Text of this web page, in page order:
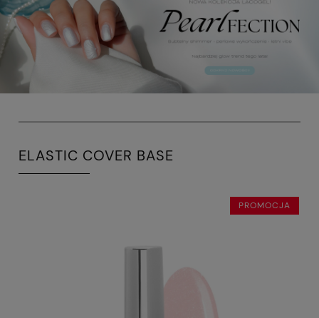
ELASTIC COVER BASE
PROMOCJA